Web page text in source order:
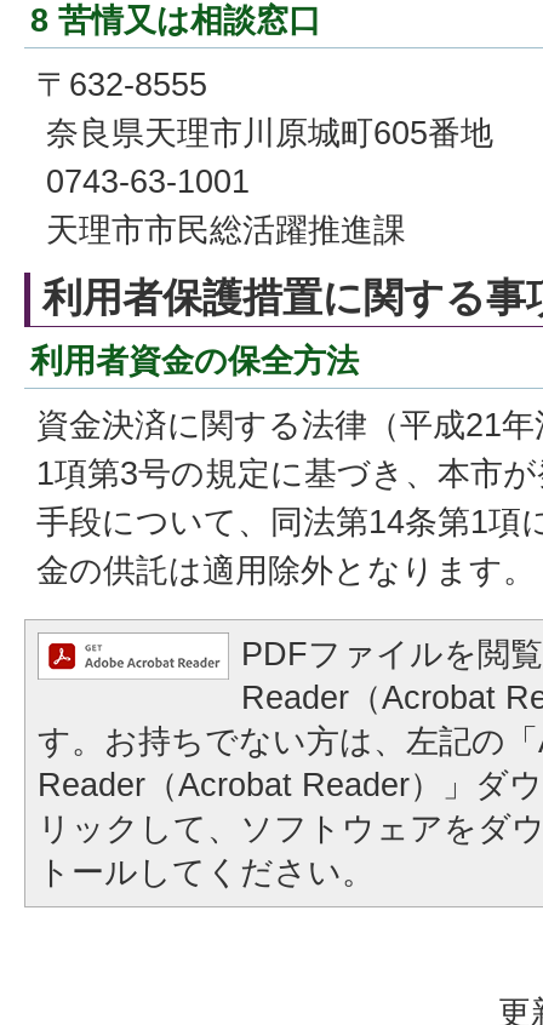
8 苦情又は相談窓口
〒632-8555
奈良県天理市川原城町605番地
0743-63-1001
天理市市民総活躍推進課
利用者保護措置に関する事
利用者資金の保全方法
資金決済に関する法律（平成21
1項第3号の規定に基づき、本市
手段について、同法第14条第1項
金の供託は適用除外となります。
PDFファイルを閲
Reader（Acrobat
す。お持ちでない方は、左記の
Reader（Acrobat Reader）」ダ
リックして、ソフトウェアをダ
トールしてください。
更